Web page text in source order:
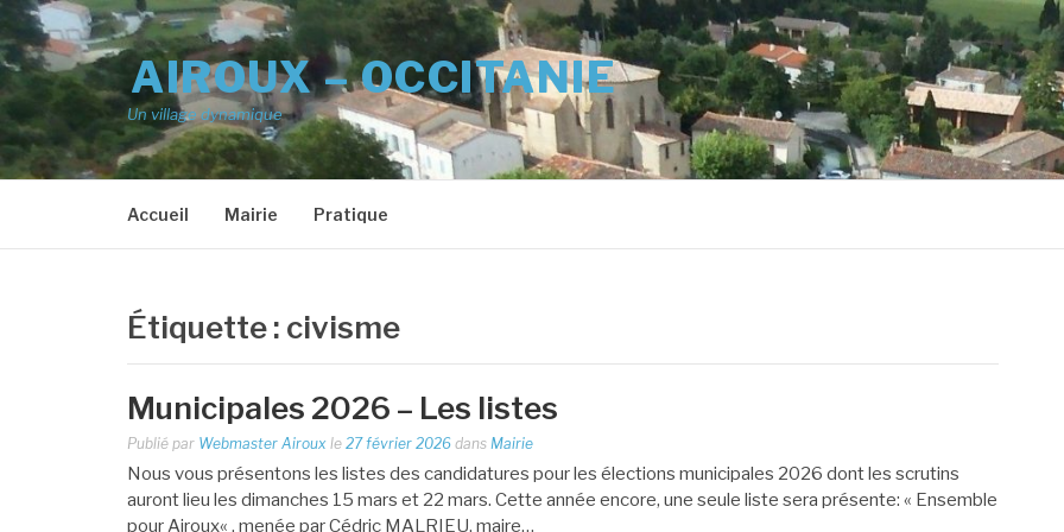
Aller
au
contenu
AIROUX – OCCITANIE
Un village dynamique
Accueil Mairie Pratique
Étiquette : civisme
Municipales 2026 – Les listes
Publié par Webmaster Airoux le27 février 2026 dansMairie
Nous vous présentons les listes des candidatures pour les élections municipales 2026 dont les scrutins
auront lieu les dimanches 15 mars et 22 mars. Cette année encore, une seule liste sera présente: « Ensemble
pour Airoux« , menée par Cédric MALRIEU, maire…